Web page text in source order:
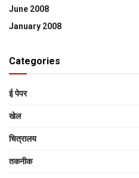
June 2008
January 2008
Categories
ई पेपर
खेल
चित्रालय
तकनीक